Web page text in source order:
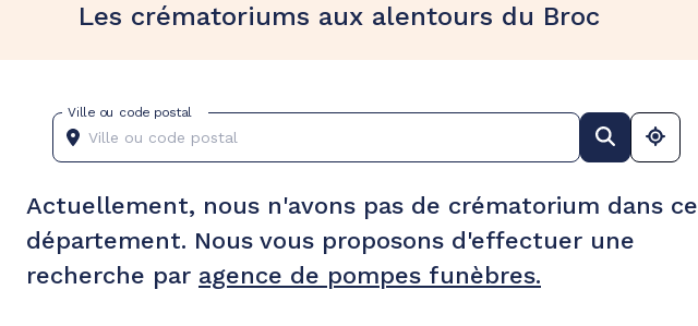
Les crématoriums aux alentours du Broc
Ville ou code postal
Actuellement, nous n'avons pas de crématorium dans ce
département. Nous vous proposons d'effectuer une
recherche par agence de pompes funèbres.